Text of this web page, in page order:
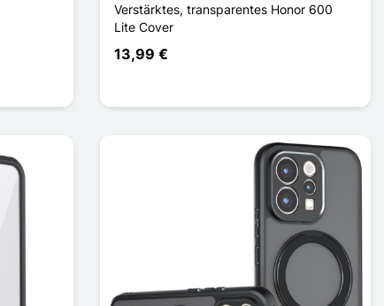
Verstärktes, transparentes Honor 600
Lite Cover
13,99 €